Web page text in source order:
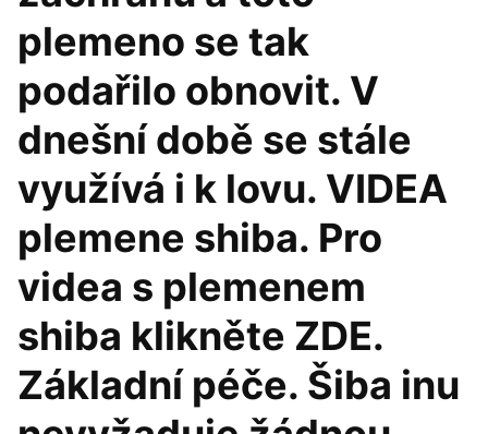
plemeno se tak
podařilo obnovit. V
dnešní době se stále
využívá i k lovu. VIDEA
plemene shiba. Pro
videa s plemenem
shiba klikněte ZDE.
Základní péče. Šiba inu